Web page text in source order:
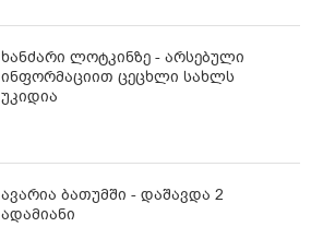
ხანძარი ლოტკინზე - არსებული
ინფორმაციით ცეცხლი სახლს
უკიდია
ავარია ბათუმში - დაშავდა 2
ადამიანი